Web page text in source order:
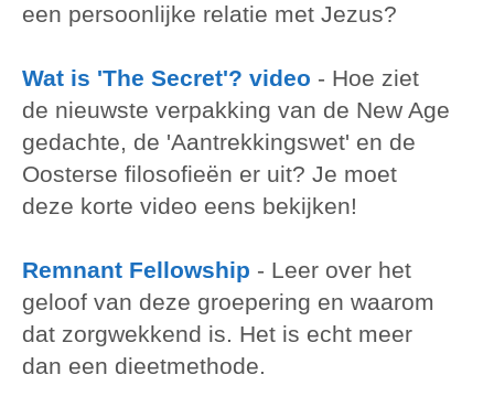
een persoonlijke relatie met Jezus?
Wat is 'The Secret'? video - Hoe ziet
de nieuwste verpakking van de New Age
gedachte, de 'Aantrekkingswet' en de
Oosterse filosofieën er uit? Je moet
deze korte video eens bekijken!
Remnant Fellowship - Leer over het
geloof van deze groepering en waarom
dat zorgwekkend is. Het is echt meer
dan een dieetmethode.